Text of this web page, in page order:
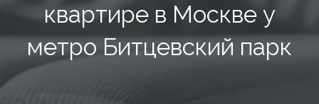
квартире в Москве у
метро Битцевский парк